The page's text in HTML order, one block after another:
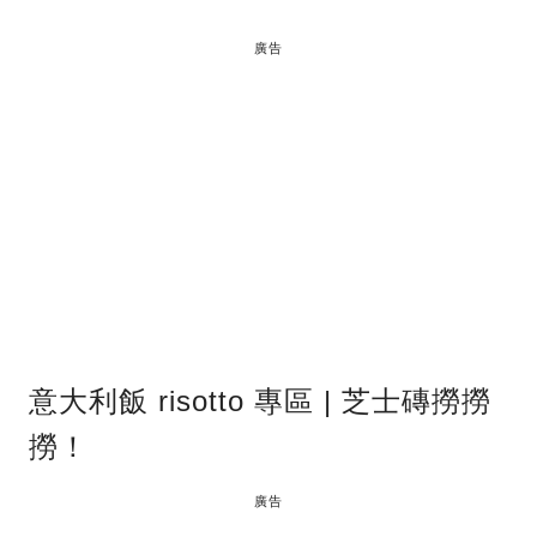
廣告
意大利飯 risotto 專區 | 芝士磚撈撈
撈！
廣告